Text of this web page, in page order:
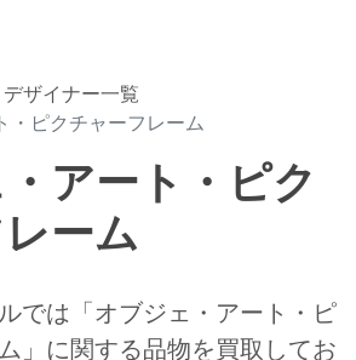
ザイナー一覧
・ピクチャーフレーム
アート・ピク
ーム
では「オブジェ・アート・ピ
」に関する品物を買取してお